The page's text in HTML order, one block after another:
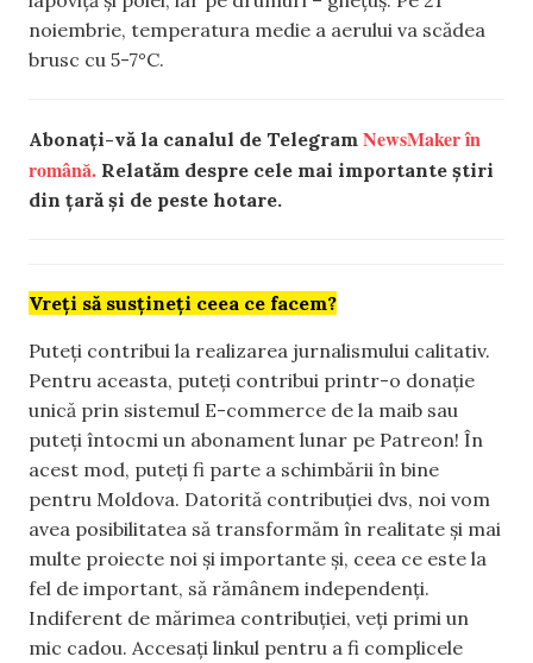
noiembrie, temperatura medie a aerului va scădea
brusc cu 5-7°C.
Abonați-vă la canalul de Telegram NewsMaker în
română. Relatăm despre cele mai importante știri
din țară și de peste hotare.
Vreți să susțineți ceea ce facem?
Puteți contribui la realizarea jurnalismului calitativ.
Pentru aceasta, puteți contribui printr-o donație
unică prin sistemul E-commerce de la maib sau
puteți întocmi un abonament lunar pe Patreon! În
acest mod, puteți fi parte a schimbării în bine
pentru Moldova. Datorită contribuției dvs, noi vom
avea posibilitatea să transformăm în realitate și mai
multe proiecte noi și importante și, ceea ce este la
fel de important, să rămânem independenți.
Indiferent de mărimea contribuției, veți primi un
mic cadou. Accesați linkul pentru a fi complicele